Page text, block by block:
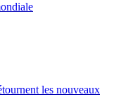
les nouveaux